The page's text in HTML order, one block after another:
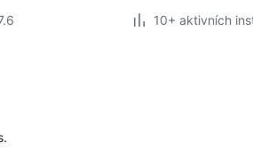
10+ aktivních